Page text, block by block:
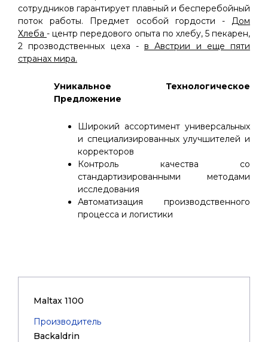
сотрудников гарантирует плавный и бесперебойный
поток работы. Предмет особой гордости - Дом
Хлеба - центр передового опыта по хлебу, 5 пекарен,
2 прозводственных цеха - в Австрии и еще пяти
странах мира.
Уникальное Технологическое
Предложение
Широкий ассортимент универсальных
и специализированных улучшителей и
корректоров
Контроль качества со
стандартизированными методами
исследования
Автоматизация производственного
процесса и логистики
Maltax 1100
Производитель
Backaldrin